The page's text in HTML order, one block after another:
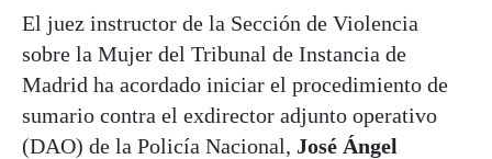
El juez instructor de la Sección de Violencia
sobre la Mujer del Tribunal de Instancia de
Madrid ha acordado iniciar el procedimiento de
sumario contra el exdirector adjunto operativo
(DAO) de la Policía Nacional, José Ángel